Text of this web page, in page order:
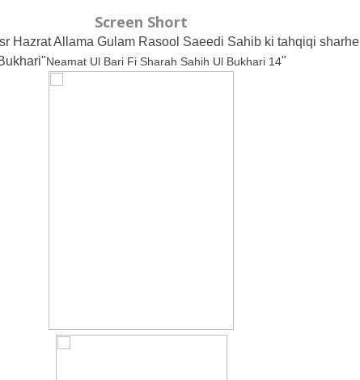
Screen Short
Hazrat Allama Gulam Rasool Saeedi Sahib ki tahqiqi sharhe
Neamat Ul Bari Fi Sharah Sahih Ul Bukhari 14"